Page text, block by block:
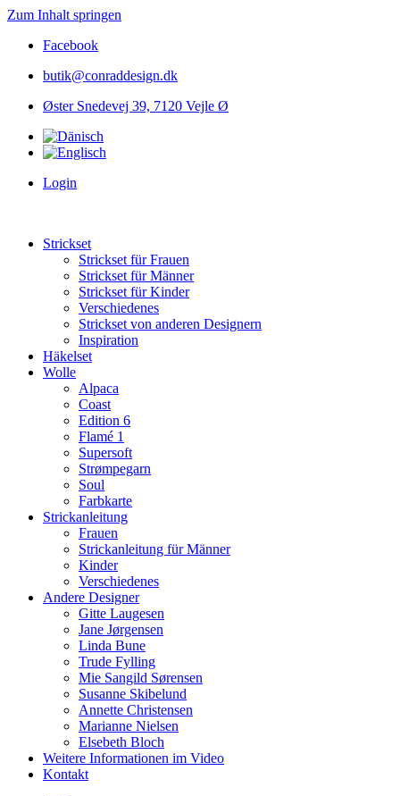
Zum Inhalt springen
Facebook
butik@conraddesign.dk
Øster Snedevej 39, 7120 Vejle Ø
Login
Strickset
Strickset für Frauen
Strickset für Männer
Strickset für Kinder
Verschiedenes
Strickset von anderen Designern
Inspiration
Häkelset
Wolle
Alpaca
Coast
Edition 6
Flamé 1
Supersoft
Strømpegarn
Soul
Farbkarte
Strickanleitung
Frauen
Strickanleitung für Männer
Kinder
Verschiedenes
Andere Designer
Gitte Laugesen
Jane Jørgensen
Linda Bune
Trude Fylling
Mie Sangild Sørensen
Susanne Skibelund
Annette Christensen
Marianne Nielsen
Elsebeth Bloch
Weitere Informationen im Video
Kontakt